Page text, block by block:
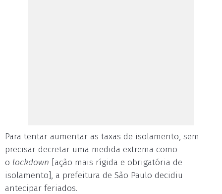
Para tentar aumentar as taxas de isolamento, sem
precisar decretar uma medida extrema como
o lockdown [ação mais rígida e obrigatória de
isolamento], a prefeitura de São Paulo decidiu
antecipar feriados.